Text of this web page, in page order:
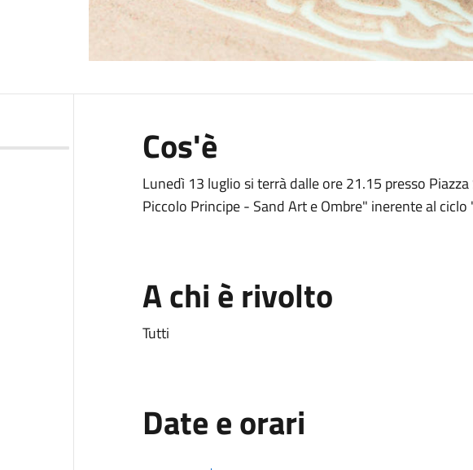
Cos'è
Lunedì 13 luglio si terrà dalle ore 21.15 presso
Piccolo Principe - Sand Art e Ombre" inerente al ciclo
A chi è rivolto
Tutti
Date e orari